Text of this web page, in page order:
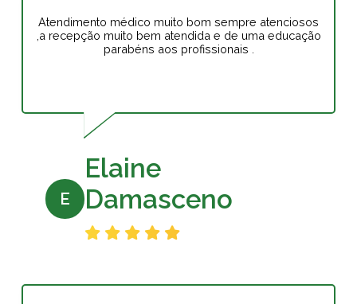
Atendimento médico muito bom sempre atenciosos
,a recepção muito bem atendida e de uma educação
parabéns aos profissionais .
E
Elaine
Damasceno